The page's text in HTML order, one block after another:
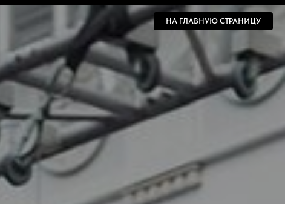
НА ГЛАВНУЮ СТРАНИЦУ